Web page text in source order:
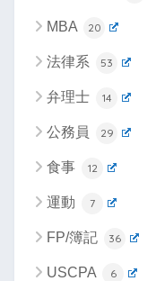
MBA 20
法律系 53
弁理士 14
公務員 29
食事 12
運動 7
FP/簿記 36
USCPA 6